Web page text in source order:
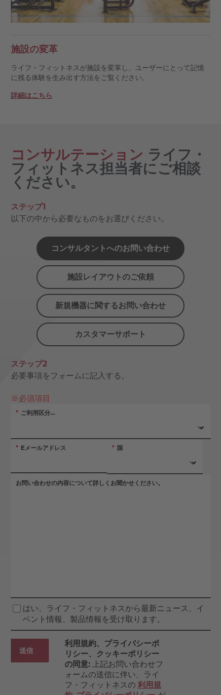
施設の変革
ライフ・フィットネスが施設を変革し、ユーザーにとって記憶
に残る体験を生み出す方法をご覧ください。
詳細はこちら
コンサルテーション ライフ・
フィットネス担当者にご相談
ください。
ステップ1
以下の中から必要なものをお選びください。
コンサルタントへのお問い合わせ
施設レイアウトのご依頼
新規機器に関するお問い合わせ
カスタマーサポート
ステップ2
必要事項をフォームに記入する。